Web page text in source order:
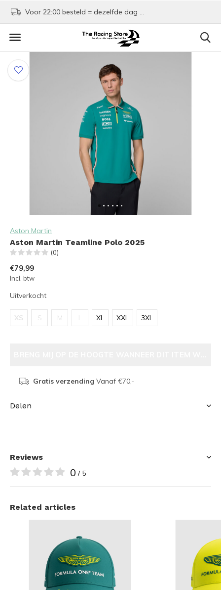
Voor 22:00 besteld = dezelfde dag verzonden!
Aston Martin
Aston Martin Teamline Polo 2025
(0)
€79,99
Incl. btw
Uitverkocht
XS S M L XL XXL 3XL
Gratis verzending Vanaf €70,-
Delen
Reviews
0 / 5
Related articles